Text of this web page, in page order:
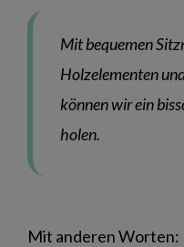
Mit bequemen
Holzelementen
können wir ein
holen.
Mit anderen